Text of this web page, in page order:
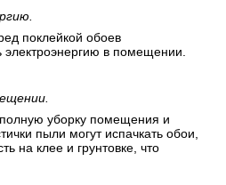
поклейкой обоев
электроэнергию в помещении.
уборку помещения и
пыли могут испачкать обои,
на клее и грунтовке, что